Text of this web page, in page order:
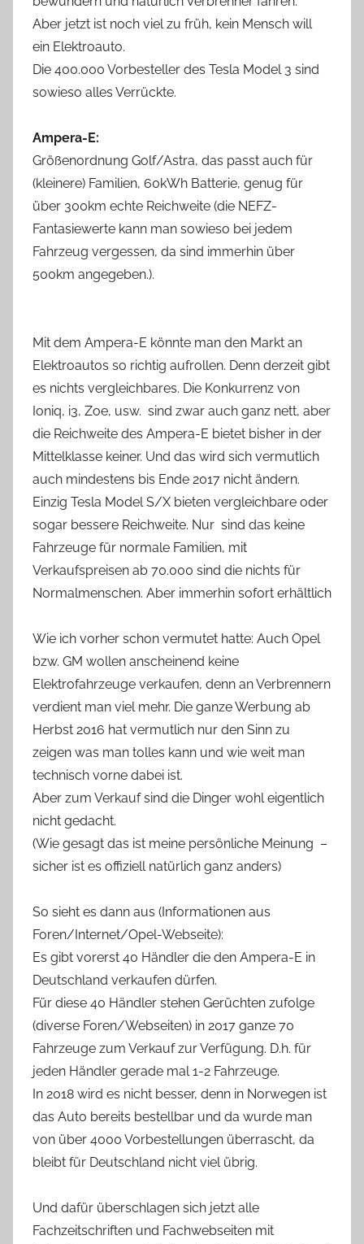
Aber jetzt ist noch viel zu früh, kein Mensch will
ein Elektroauto.
Die 400.000 Vorbesteller des Tesla Model 3 sind
sowieso alles Verrückte.
Ampera-E:
Größenordnung Golf/Astra, das passt auch für
(kleinere) Familien, 60kWh Batterie, genug für
über 300km echte Reichweite (die NEFZ-
Fantasiewerte kann man sowieso bei jedem
Fahrzeug vergessen, da sind immerhin über
500km angegeben.).
Mit dem Ampera-E könnte man den Markt an
Elektroautos so richtig aufrollen. Denn derzeit gibt
es nichts vergleichbares. Die Konkurrenz von
Ioniq, i3, Zoe, usw. sind zwar auch ganz nett, aber
die Reichweite des Ampera-E bietet bisher in der
Mittelklasse keiner. Und das wird sich vermutlich
auch mindestens bis Ende 2017 nicht ändern.
Einzig Tesla Model S/X bieten vergleichbare oder
sogar bessere Reichweite. Nur sind das keine
Fahrzeuge für normale Familien, mit
Verkaufspreisen ab 70.000 sind die nichts für
Normalmenschen. Aber immerhin sofort erhältlich
Wie ich vorher schon vermutet hatte: Auch Opel
bzw. GM wollen anscheinend keine
Elektrofahrzeuge verkaufen, denn an Verbrennern
verdient man viel mehr. Die ganze Werbung ab
Herbst 2016 hat vermutlich nur den Sinn zu
zeigen was man tolles kann und wie weit man
technisch vorne dabei ist.
Aber zum Verkauf sind die Dinger wohl eigentlich
nicht gedacht.
(Wie gesagt das ist meine persönliche Meinung –
sicher ist es offiziell natürlich ganz anders)
So sieht es dann aus (Informationen aus
Foren/Internet/Opel-Webseite):
Es gibt vorerst 40 Händler die den Ampera-E in
Deutschland verkaufen dürfen.
Für diese 40 Händler stehen Gerüchten zufolge
(diverse Foren/Webseiten) in 2017 ganze 70
Fahrzeuge zum Verkauf zur Verfügung. D.h. für
jeden Händler gerade mal 1-2 Fahrzeuge.
In 2018 wird es nicht besser, denn in Norwegen ist
das Auto bereits bestellbar und da wurde man
von über 4000 Vorbestellungen überrascht, da
bleibt für Deutschland nicht viel übrig.
Und dafür überschlagen sich jetzt alle
Fachzeitschriften und Fachwebseiten mit